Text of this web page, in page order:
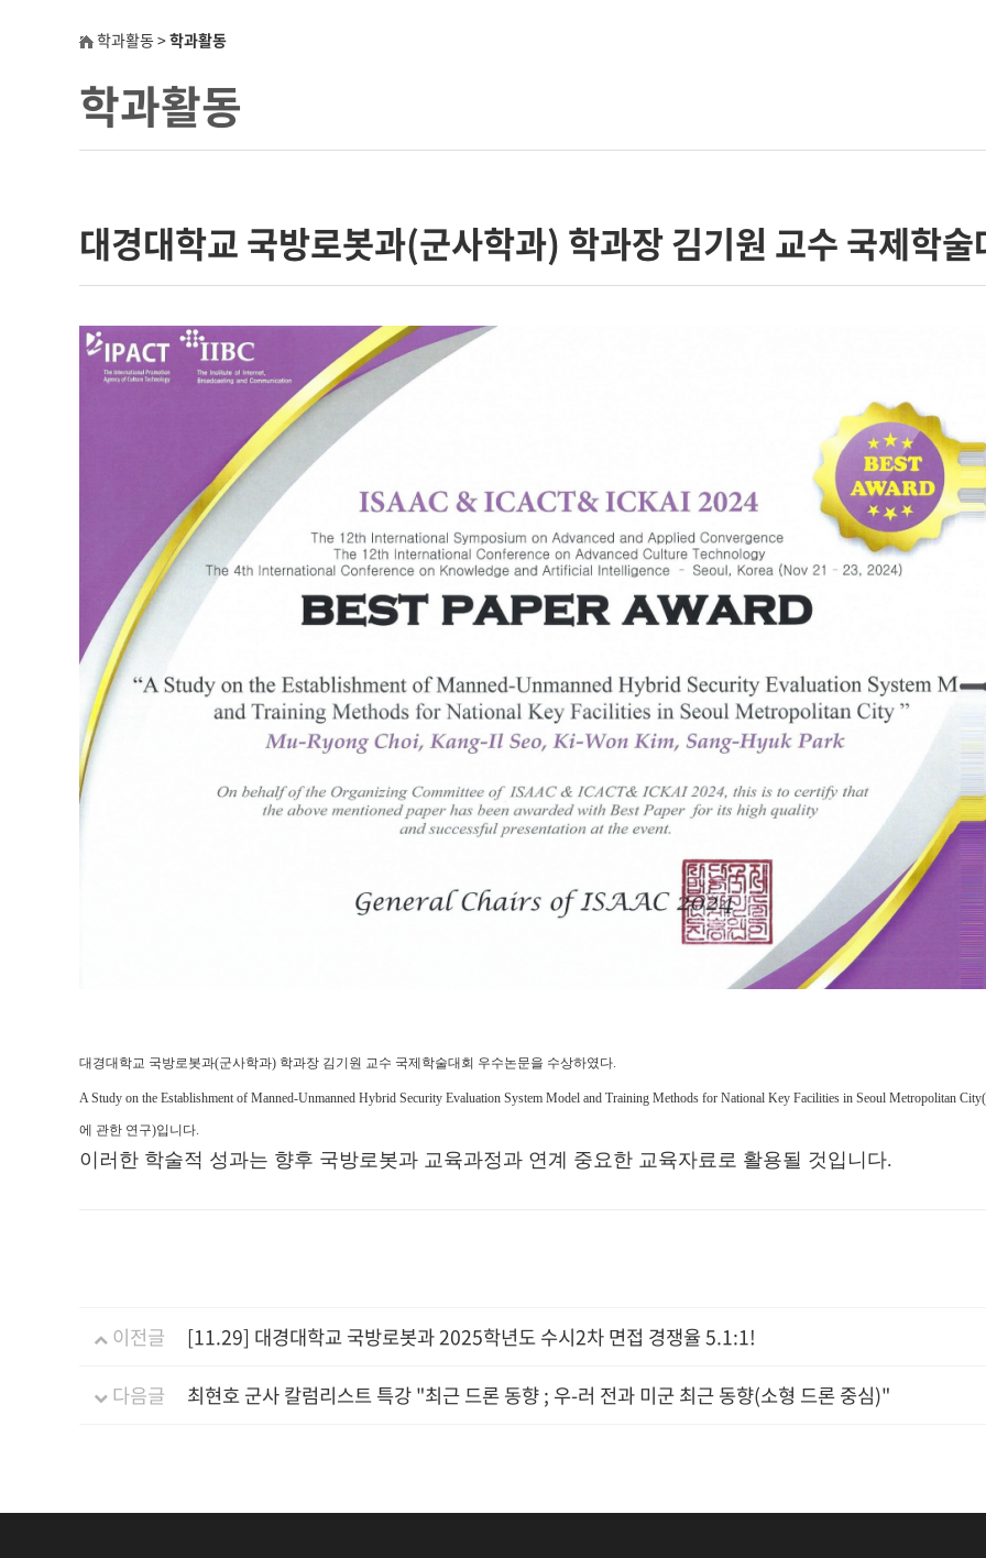
학과활동 >학과활동
학과활동
대경대학교 국방로봇과(군사학과) 학과장 김기원 교수 국제학
대경대학교 국방로봇과(군사학과) 학과장 김기원 교수 국제학술대회 우수논문을 수상하였다.
A Study on the Establishment of Manned-Unmanned Hybrid Security Evaluation System Model and Training Methods for National Key Facilities in Seoul
에 관한 연구)입니다.
이러한 학술적 성과는 향후 국방로봇과 교육과정과 연계 중요한 교육자료로 활용될 것입니다.
이전글 [11.29] 대경대학교 국방로봇과 2025학년도 수시2차 면접 경쟁율 5.1:1!
다음글 최현호 군사 칼럼리스트 특강 "최근 드론 동향 ; 우-러 전과 미군 최근 동향(소형 드론 중심)"